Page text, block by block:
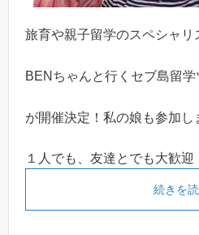
旅育や親子留学のスペシャリ
BENちゃんと行くセブ島留学
が開催決定！私の娘も参加し
１人でも、友達とでも大歓迎
続きを